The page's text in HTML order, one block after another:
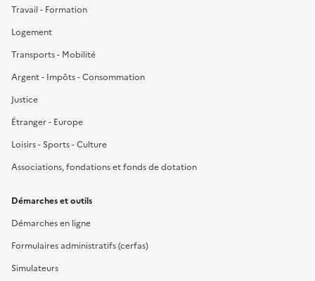
Travail - Formation
Logement
Transports - Mobilité
Argent - Impôts - Consommation
Justice
Étranger - Europe
Loisirs - Sports - Culture
Associations, fondations et fonds de dotation
Démarches et outils
Démarches en ligne
Formulaires administratifs (cerfas)
Simulateurs